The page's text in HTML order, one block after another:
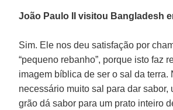
João Paulo II visitou Bangladesh
Sim. Ele nos deu satisfação por
“pequeno rebanho”, porque isto faz
imagem bíblica de ser o sal da terra.
necessário muito sal para dar sabor,
grão dá sabor para um prato inteiro